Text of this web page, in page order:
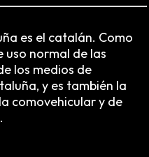
es el catalán. Como
uso normal de las
los medios de
y es también la
comovehicular y de